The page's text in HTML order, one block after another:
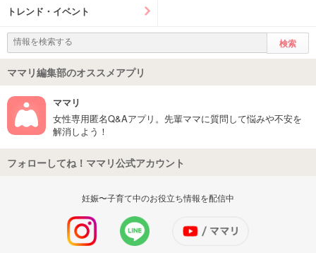
トレンド・イベント
ママリ編集部のオススメアプリ
ママリ
女性専用匿名Q&Aアプリ。先輩ママに質問して悩みや不安を
解消しよう！
フォローしてね！ママリ公式アカウント
妊娠〜子育て中のお役立ち情報を配信中